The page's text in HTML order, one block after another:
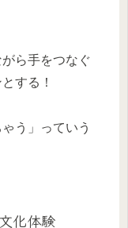
ら手をつなぐ
する！
う」っていう
化体験